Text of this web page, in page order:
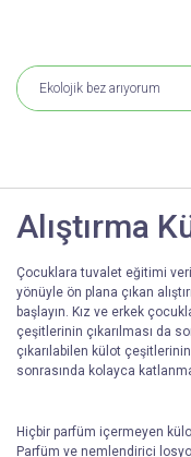
Alıştırma
Çocuklara tuvalet eğitimi
yönüyle ön plana çıkan
başlayın. Kız ve erkek
çeşitlerinin çıkarılması da
çıkarılabilen külot
sonrasında kolayca
Hiçbir parfüm içermeyen
Parfüm ve nemlendirici